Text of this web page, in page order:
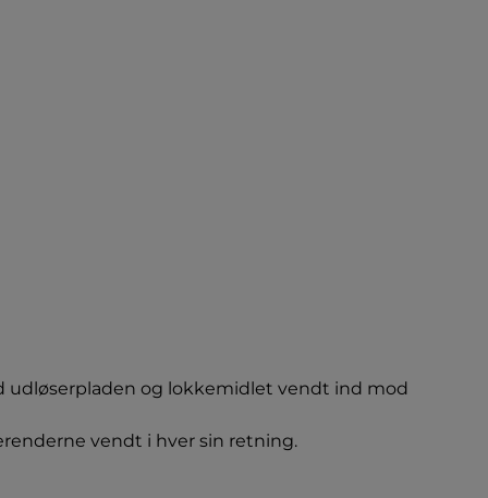
og lokkemidlet vendt ind mod
vendt i hver sin retning.